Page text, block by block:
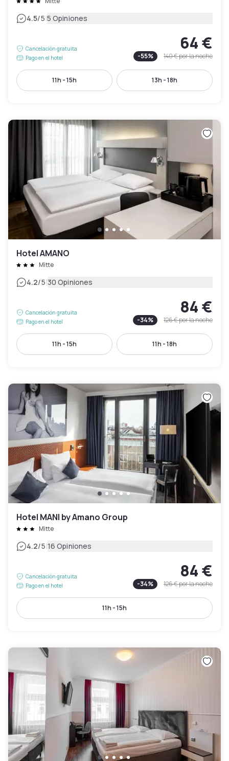
4.5/5|5 Opiniones
Cancelación gratuita
Pago en el hotel
64 €
-55% 140 €por la noche
11h - 15h 13h - 18h
Hotel AMANO
Mitte
4.2/5|30 Opiniones
Cancelación gratuita
Pago en el hotel
84 €
-34% 126 €por la noche
11h - 15h 11h - 18h
Hotel MANI by Amano Group
Mitte
4.2/5|16 Opiniones
Cancelación gratuita
Pago en el hotel
84 €
-34% 126 €por la noche
11h - 15h